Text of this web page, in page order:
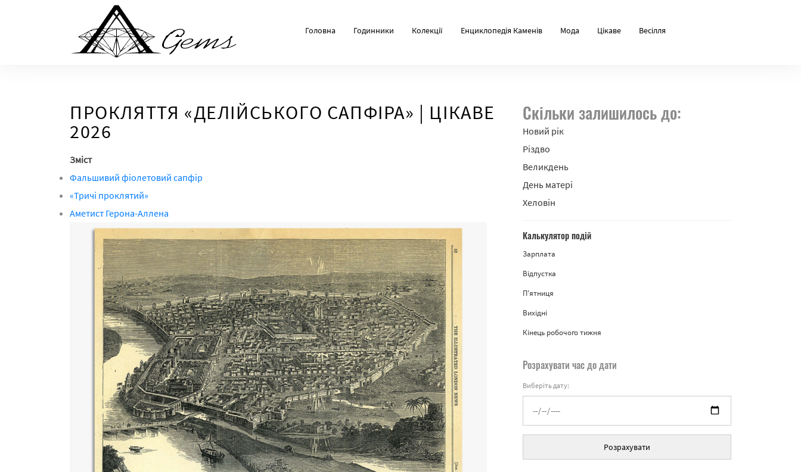
Головна Годинники Колекції Енциклопедія Каменів Мода Цікаве Весілля
ПРОКЛЯТТЯ «ДЕЛІЙСЬКОГО САПФІРА» | ЦІКАВЕ
2026
Зміст
Фальшивий фіолетовий сапфір
«Тричі проклятий»
Аметист Герона-Аллена
Скільки залишилось до:
Новий рік
Різдво
Великдень
День матері
Хеловін
Калькулятор подій
Зарплата
Відпустка
П'ятниця
Вихідні
Кінець робочого тижня
Розрахувати час до дати
Виберіть дату:
Розрахувати